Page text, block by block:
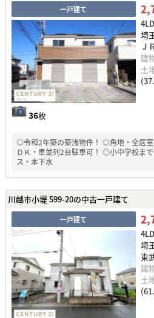
一戸建て
36枚
埼
Ｊ
建
土
◎令和2年築の築浅物件！ ◎角地・全居室
ＤＫ・車並列2台駐車可！ ◎小中学校ま
ス・本下水
川越市小堤 599-20の中古一戸建て
一戸建て
埼
東
建
土